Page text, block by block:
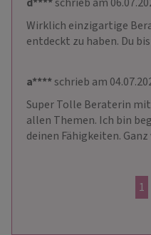
Wirklich einzigartige
entdeckt zu haben. Du
a****schrieb am
Super Tolle Beraterin
allen Themen. Ich bin
deinen Fähigkeiten.
1